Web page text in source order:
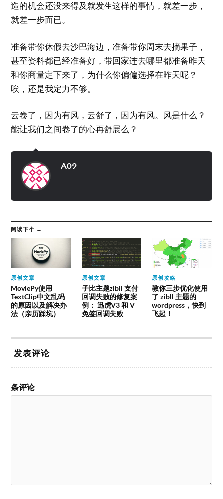
造的机会还没来得及就发生这样的事情，就差一步，
就差一步而已。
准备带你休假去沙巴海边，准备带你周末去摘果子，
甚至资料都已经准备好，带回家连去哪里都准备昨天
和你商量定下来了，为什么你偏偏选择在昨天呢？
唉，还是我定力不够。
云卷了，因为有风，云舒了，因为有风。风是什么？
能让我们之间卷了的心再舒展么？
A09
阅读下个 →
原创文章
MoviePy使用
TextClip中文乱码
的原因以及解决办
法（亲历踩坑）
原创文章
子比主题zibll 支付
回调失败的修复案
例： 迅虎V3 和 V
免签回调失败
原创攻略
教你三步优化使用
了 zibll 主题的
wordpress，快到
飞起！
发表评论
条评论